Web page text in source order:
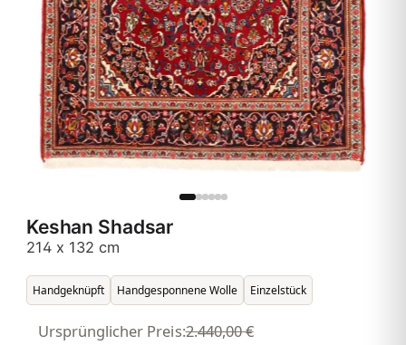
Keshan Shadsar
214 x 132 cm
Handgeknüpft Handgesponnene Wolle Einzelstück
Ursprünglicher Preis:2.440,00 €